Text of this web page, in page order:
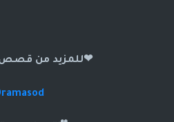
❤للمزيد من